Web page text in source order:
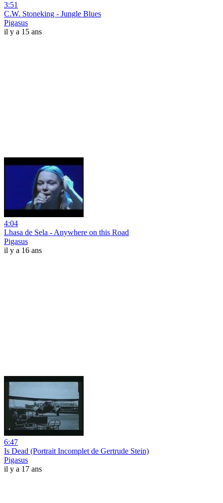
3:51
C.W. Stoneking - Jungle Blues
Pigasus
il y a 15 ans
4:04
Lhasa de Sela - Anywhere on this Road
Pigasus
il y a 16 ans
6:47
Is Dead (Portrait Incomplet de Gertrude Stein)
Pigasus
il y a 17 ans